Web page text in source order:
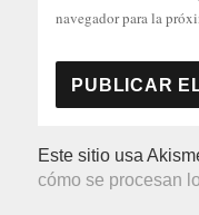
navegador para la
Este sitio usa
cómo se procesan